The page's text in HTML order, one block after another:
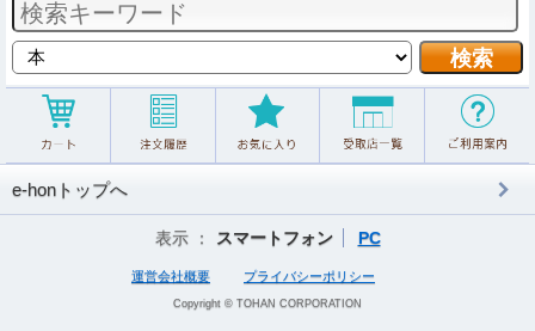
e-honトップへ
表示 ： スマートフォン PC
運営会社概要 プライバシーポリシー
Copyright © TOHAN CORPORATION